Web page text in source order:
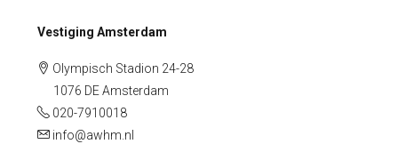
Vestiging Amsterdam
Olympisch Stadion 24-28
1076 DE Amsterdam
020-7910018
info@awhm.nl